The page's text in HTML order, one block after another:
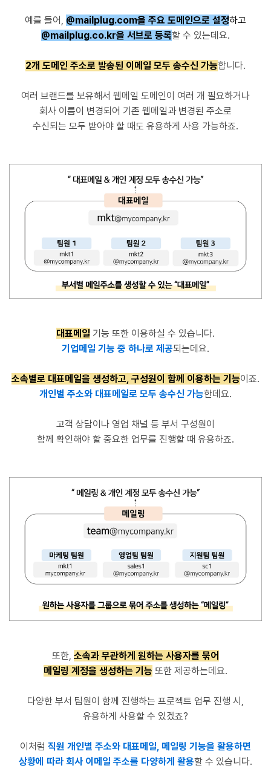
예를 들어, @mailplug.com을 주요 도메인으로 설정하고
@mailplug.co.kr을 서브로 등록할 수 있는데요.
2개 도메인 주소로 발송된 이메일 모두 송수신 가능합니다.
여러 브랜드를 보유해서 웹메일 도메인이 여러 개 필요하거나
회사 이름이 변경되어 기존 웹메일과 변경된 주소로
수신되는 모두 받아야 할 때도 유용하게 사용 가능하죠.
대표메일 기능 또한 이용하실 수 있습니다.
기업메일 기능 중 하나로 제공되는데요.
소속별로 대표메일을 생성하고, 구성원이 함께 이용하는 기능이죠.
개인별 주소와 대표메일로 모두 송수신 가능한데요.
고객 상담이나 영업 채널 등 부서 구성원이
함께 확인해야 할 중요한 업무를 진행할 때 유용하죠.
또한, 소속과 무관하게 원하는 사용자를 묶어
메일링 계정을 생성하는 기능 또한 제공하는데요.
다양한 부서 팀원이 함께 진행하는 프로젝트 업무 진행 시,
유용하게 사용할 수 있겠죠?
이처럼 직원 개인별 주소와 대표메일, 메일링 기능을 활용하면
상황에 따라 회사 이메일 주소를 다양하게 활용할 수 있습니다.